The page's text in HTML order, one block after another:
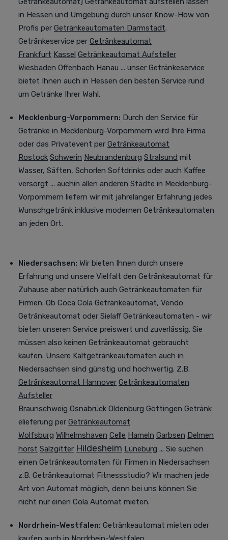
in Hessen und Umgebung durch unser Know-How von
Profis per Getränkeautomaten Darmstadt.
Getränkeservice per Getränkeautomat
Frankfurt Kassel Getränkeautomat Aufsteller
Wiesbaden Offenbach Hanau ... unser Getränkeservice
bietet Ihnen auch in Hessen den besten Service rund
um Getränke Ihrer Wahl.
Mecklenburg-Vorpommern: Durch den Service für
Getränke in Mecklenburg-Vorpommern wird Ihre Firma
oder das Privatevent per Getränkeautomat
Rostock Schwerin Neubrandenburg Stralsund mit
Wasser, Säften, Schorlen Softdrinks oder auch Kaffee
versorgt ... auchin allen anderen Städte in Mecklenburg-
Vorpommern liefern wir mit jahrelanger Erfahrung jedes
Wunschgetränk inklusive modernen Getränkeautomaten
an jeden Ort.
Niedersachsen: Wir bieten Ihnen durch unsere
Erfahrung und unsere Vielfalt den Getränkeautomat für
Zuhause aber natürlich auch Getränkeautomaten für
Firmen. Ob Coca Cola Getränkeautomat, Vendo
Getränkeautomat oder Sielaff Getränkeautomaten - wir
bieten unseren Service preiswert und zuverlässig. Sie
müssen also keinen Getränkeautomat gebraucht
kaufen. Unsere Kaltgetränkeautomaten auch in
Niedersachsen sind günstig und hochwertig. Z.B.
Getränkeautomat Hannover Getränkeautomaten
Aufsteller
Braunschweig Osnabrück Oldenburg Göttingen Getränk
elieferung per Getränkeautomat
Wolfsburg Wilhelmshaven Celle Hameln Garbsen Delmen
horst Salzgitter Hildesheim Lüneburg ... Sie suchen
einen Getränkeautomaten für Firmen in Niedersachsen
z.B. Getränkeautomat Fitnessstudio? Wir machen jede
Art von Automat möglich, denn bei uns können Sie
nicht nur einen Cola Automat mieten.
Nordrhein-Westfalen: Getränkeautomat mieten oder